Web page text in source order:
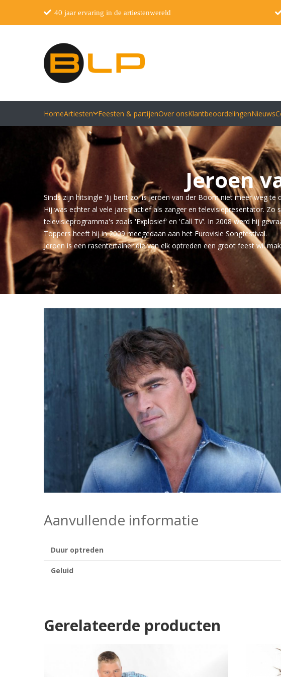
40 jaar ervaring in de artiestenwereld
HomeArtiesten Feesten & partijenOver onsKlantbeoordelingenNieuws
Jeroen
Sinds zijn hitsingle 'Jij bent zo' is Jeroen van der Boom niet meer weg
Hij was echter al vele jaren actief als zanger en televisiepresentator.
televisieprogramma's zoals 'Explosief' en 'Call TV'. In 2008 werd hij
Toppers heeft hij in 2009 meegedaan aan het Eurovisie Songfestival.
Jeroen is een rasentertainer die van elk optreden een groot feest wil
Aanvullende informatie
Duur optreden
Geluid
Gerelateerde producten